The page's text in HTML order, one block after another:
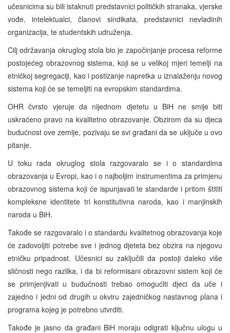
učesnicima su bili istaknuti predstavnici političkih stranaka, vjerske
vođe, intelektualci, članovi sindikata, predstavnici nevladinih
organizacija, te studentskih udruženja.
Cilj održavanja okruglog stola bio je započinjanje procesa reforme
postojećeg obrazovnog sistema, koji se u velikoj mjeri temelji na
etničkoj segregaciji, kao i postizanje napretka u iznalaženju novog
sistema koji će se temeljiti na evropskim standardima.
OHR čvrsto vjeruje da nijednom djetetu u BiH ne smije biti
uskraćeno pravo na kvalitetno obrazovanje. Obzirom da su djeca
budućnost ove zemlje, pozivaju se svi građani da se uključe u ovo
pitanje.
U toku rada okruglog stola razgovaralo se i o standardima
obrazovanja u Evropi, kao i o najboljim instrumentima za primjenu
obrazovnog sistema koji će ispunjavati te standarde i pritom štititi
kompleksne identitete tri konstitutivna naroda, kao i manjinskih
naroda u BiH.
Takođe se razgovaralo i o standardu kvalitetnog obrazovanja koje
će zadovoljiti potrebe sve i jednog djeteta bez obzira na njegovu
etničku pripadnost. Učesnici su zaključili da postoji daleko više
sličnosti nego razlika, i da bi reformisani obrazovni sistem koji će
se primjenjivati u budućnosti trebao omogućiti djeci da uče i
zajedno i jedni od drugih u okviru zajedničkog nastavnog plana i
programa kojeg je potrebno utvrditi.
Takođe je jasno da građani BiH moraju odigrati ključnu ulogu u